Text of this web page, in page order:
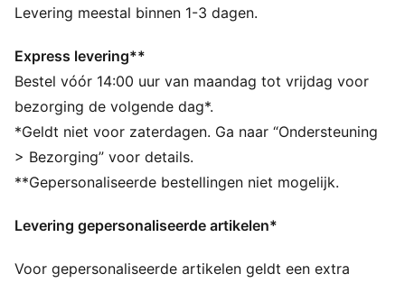
voortdurend, omdat hij door trendsetters uit elke
met Speedcat.
ALLE INS EN OUTS
IMEVA: PUMA's materiaal voor een licht en
comfortabel gevoel
De leerproducten van PUMA ondersteunen
verantwoorde productie via de Leather Working
Group. www.leatherworkinggroup.com
Normale pasvorm
Bovenwerk van leer
Levering meestal binnen 1-3 dagen.
Express levering**
Bestel vóór 14:00 uur van maandag tot vrijdag voor
bezorging de volgende dag*.
*Geldt niet voor zaterdagen. Ga naar “Ondersteuning
> Bezorging” voor details.
**Gepersonaliseerde bestellingen niet mogelijk.
Levering gepersonaliseerde artikelen*
Voor gepersonaliseerde artikelen geldt een extra